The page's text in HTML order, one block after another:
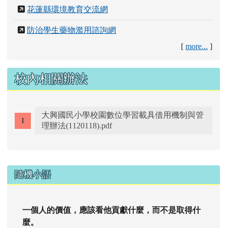
花蓮縣環境教育交流網
防治學生藥物濫用諮詢網
[ more... ]
校內相關辦法
大興國民小學校園數位學習載具借用機制與管
理辦法(1120118).pdf
右邊區域內容
隨機小語
一個人的價值，應該看他貢獻什麼，而不是取得什
麼。